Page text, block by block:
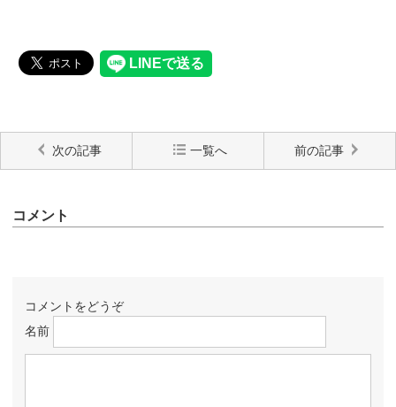
次の記事 一覧へ 前の記事
コメント
コメントをどうぞ
名前